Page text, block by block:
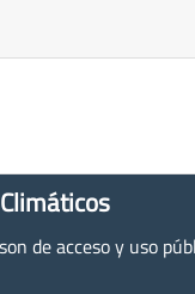
de acceso y uso